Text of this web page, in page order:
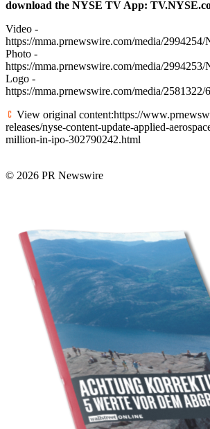
download the NYSE TV App:
Video -
https://mma.prnewswire.com/media/
Photo -
https://mma.prnewswire.com/media/
Logo -
https://mma.prnewswire.com/media/
View original content:https://
releases/nyse-content-update-applied-
million-in-ipo-302790242.html
© 2026 PR Newswire